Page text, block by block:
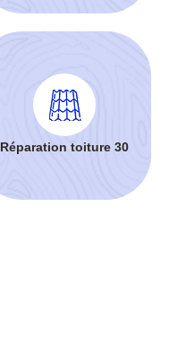
Réparation toiture 30